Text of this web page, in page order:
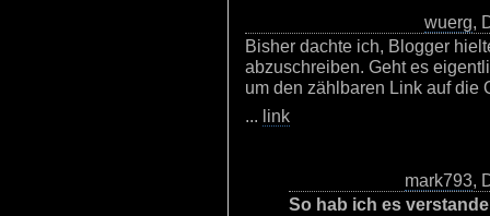
wuerg,
Bisher dachte ich, Blogger
abzuschreiben. Geht es
um den zählbaren Link auf die
... link
mark793,
So hab ich es